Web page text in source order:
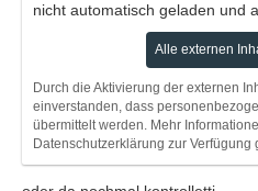
nicht automatisch geladen und
Alle externen
Durch die Aktivierung der externen
einverstanden, dass
übermittelt werden. Mehr
Datenschutzerklärung zur Verfügung